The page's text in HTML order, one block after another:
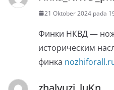
21 Oktober 2024 pada
Финки НКВД —
историческим
финка